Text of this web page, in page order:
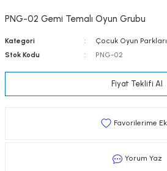
PNG-02 Gemi Temalı Oyun Grubu
Kategori Çocuk Oyun Parkları
Stok Kodu
PNG-02
Fiyat Teklifi Al
Yorum Yaz